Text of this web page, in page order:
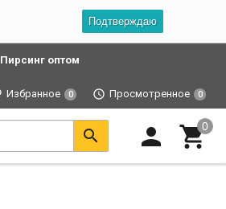
Подтверждаю
Пирсинг оптом
Избранное 0 Просмотренное 0